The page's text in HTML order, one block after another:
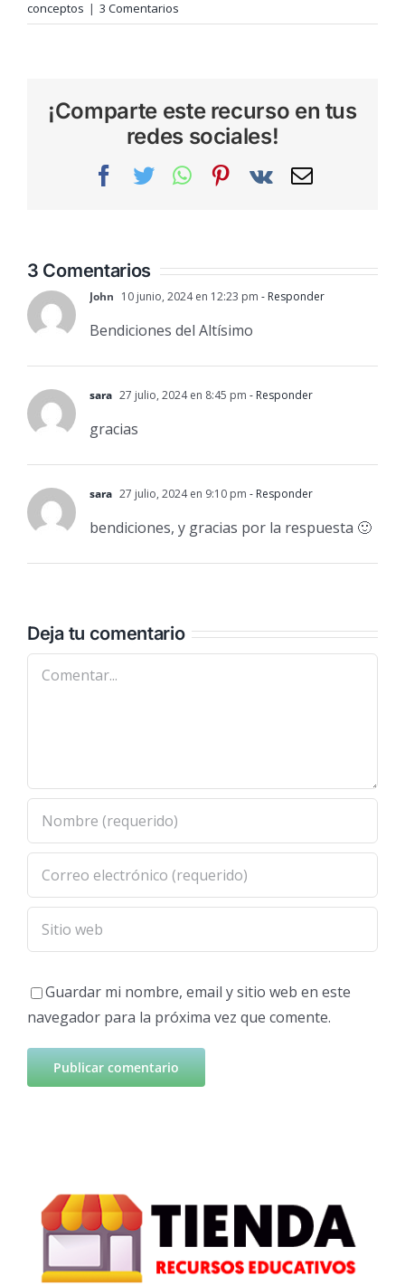
conceptos | 3 Comentarios
¡Comparte este recurso en tus
redes sociales!
Facebook
TwitterWhatsAppPinterest
Vk
Correo
3 Comentarios
John 10 junio, 2024 en 12:23 pm - Responder
Bendiciones del Altísimo
sara 27 julio, 2024 en 8:45 pm - Responder
gracias
sara 27 julio, 2024 en 9:10 pm - Responder
bendiciones, y gracias por la respuesta 🙂
Deja tu comentario
Comentar
Guardar mi nombre, email y sitio web en este
navegador para la próxima vez que comente.